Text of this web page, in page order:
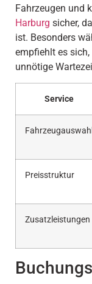
Fahrzeugen und
Harburg sicher,
ist. Besonders
empfiehlt es
unnötige
Service
Fahrzeugauswahl
Preisstruktur
Zusatzleistungen